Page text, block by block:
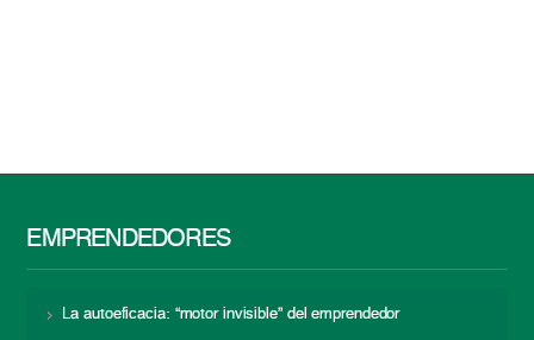
EMPRENDEDORES
La autoeficacia: “motor invisible” del emprendedor